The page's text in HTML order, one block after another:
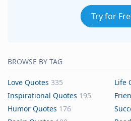
Try for
BROWSE BY TAG
Love Quotes 335 Life
Inspirational Quotes 195
Humor Quotes 176